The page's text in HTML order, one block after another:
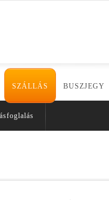
SZÁLLÁS BUSZJEGY